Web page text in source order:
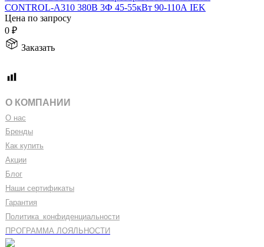
CONTROL-A310 380В 3Ф 45-55кВт 90-110А IEK
Цена по запросу
0 ₽
Заказать
О КОМПАНИИ
О нас
Бренды
Как купить
Акции
Блог
Наши сертификаты
Гарантия
Политика конфиденциальности
ПРОГРАММА ЛОЯЛЬНОСТИ